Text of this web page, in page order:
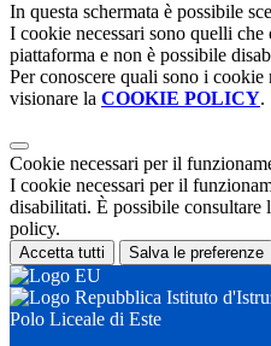
In questa schermata è possibile
I cookie necessari sono quelli
piattaforma e non è possibile
Per conoscere quali sono i
visionare la COOKIE POLICY.
Cookie necessari per il
I cookie necessari per il
disabilitati. È possibile consultare
policy.
Accetta tutti Salva le preferenze
Istituto
Polo Liceale di Este